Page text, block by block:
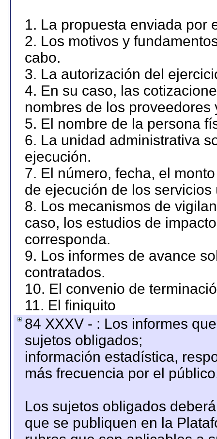
1. La propuesta enviada por
2. Los motivos y
cabo.
3. La autorización del
4. En su caso, las
nombres de los proveedores
5. El nombre de la persona
6. La unidad administrativa
ejecución.
7. El número, fecha, el
de ejecución de los servicios
8. Los mecanismos de
caso, los estudios de
corresponda.
9. Los informes de avance
contratados.
10. El convenio de
11. El finiquito
84 XXXV - : Los informes
sujetos obligados;
información estadística,
más frecuencia por el
Los sujetos obligados
que se publiquen en la